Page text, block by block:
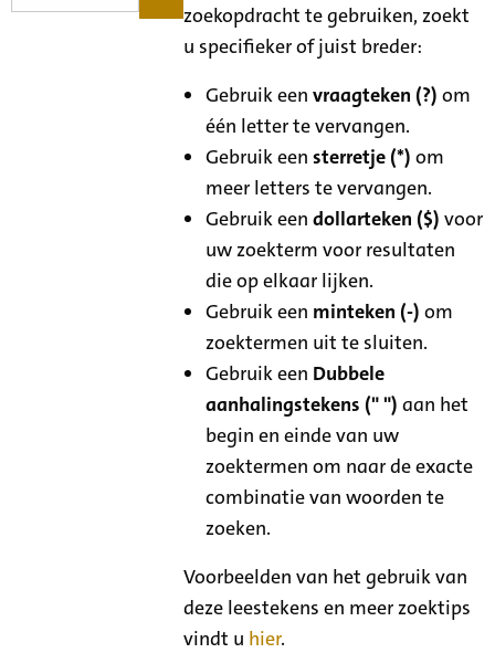
zoekopdracht te gebruiken, zoekt
u specifieker of juist breder:
Gebruik eenvraagteken (?) om
één letter te vervangen.
Gebruik eensterretje (*) om
meer letters te vervangen.
Gebruik eendollarteken ($) voor
uw zoekterm voor resultaten
die op elkaar lijken.
Gebruik een minteken (-) om
zoektermen uit te sluiten.
Gebruik een Dubbele
aanhalingstekens (" ") aan het
begin en einde van uw
zoektermen om naar de exacte
combinatie van woorden te
zoeken.
Voorbeelden van het gebruik van
deze leestekens en meer zoektips
vindt u hier.